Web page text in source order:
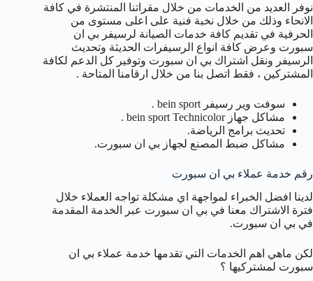
نوفر العديد من الخدمات من خلال مقراتنا المنتشرة في كافة
الانحاء وذلك من خلال نخبة فنية على اعلى مستوى من
الحرفية في تقديم كافة خدمات الصيانة لرسيفر بي ان
سبورت وعرض كافة انواع الرسيفرات الحديثة وتحديث
الرسيفر ونقل اشتراك بي ان سبورت وتوفير كل الدعم لكافة
المشتركين ، فقط اتصل بنا من خلال ارقامنا المتاحة .
سوفت وير رسيفر bein sport .
مشاكل جهاز bein sport Technicolor .
تحديث برامج الرياضة.
مشاكل ضبط المصنع لجهاز بي ان سبورت.
رقم خدمة عملاء بي ان سبورت
لدينا افضل الخبراء لمواجهة اي مشكلة تواجه العملاء خلال
فترة الاشتراك معنا في بي ان سبورت عبر الخدمة المقدمة
في بي ان سبورت.
لكن ماهي اهم الخدمات التي تقدمها خدمة عملاء بي ان
سبورت لمشتركيها ؟